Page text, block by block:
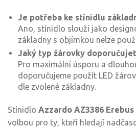
Je potřeba ke stínidlu
Ano, stínidlo slouží jako
základny s objímkou nelze
Jaký typ žárovky
Pro maximální úsporu a
doporučujeme použít LED
dle zvolené základny.
Stínidlo Azzardo AZ3386 Erebus
volbou pro ty, kteří hledají